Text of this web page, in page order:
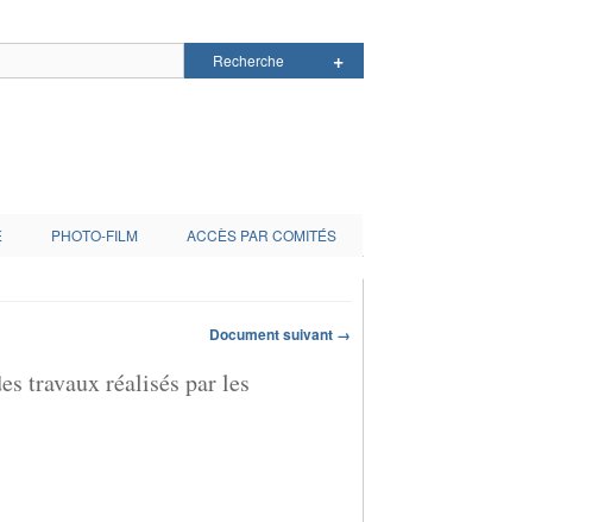
PHOTO-FILM ACCÈS PAR COMITÉS
Document suivant →
travaux réalisés par les